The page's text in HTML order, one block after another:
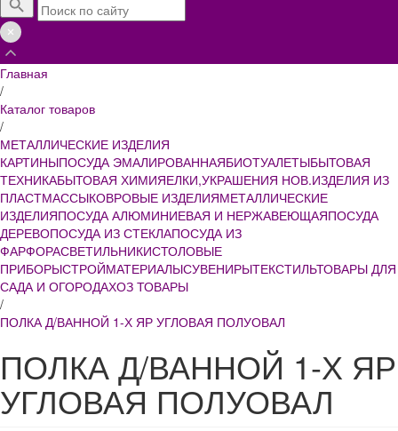
Главная
/
Каталог товаров
/
МЕТАЛЛИЧЕСКИЕ ИЗДЕЛИЯ
КАРТИНЫПОСУДА ЭМАЛИРОВАННАЯБИОТУАЛЕТЫБЫТОВАЯ
ТЕХНИКАБЫТОВАЯ ХИМИЯЕЛКИ,УКРАШЕНИЯ НОВ.ИЗДЕЛИЯ ИЗ
ПЛАСТМАССЫКОВРОВЫЕ ИЗДЕЛИЯМЕТАЛЛИЧЕСКИЕ
ИЗДЕЛИЯПОСУДА АЛЮМИНИЕВАЯ И НЕРЖАВЕЮЩАЯПОСУДА
ДЕРЕВОПОСУДА ИЗ СТЕКЛАПОСУДА ИЗ
ФАРФОРАСВЕТИЛЬНИКИСТОЛОВЫЕ
ПРИБОРЫСТРОЙМАТЕРИАЛЫСУВЕНИРЫТЕКСТИЛЬТОВАРЫ ДЛЯ
САДА И ОГОРОДАХОЗ ТОВАРЫ
/
ПОЛКА Д/ВАННОЙ 1-Х ЯР УГЛОВАЯ ПОЛУОВАЛ
ПОЛКА Д/ВАННОЙ 1-Х ЯР
УГЛОВАЯ ПОЛУОВАЛ